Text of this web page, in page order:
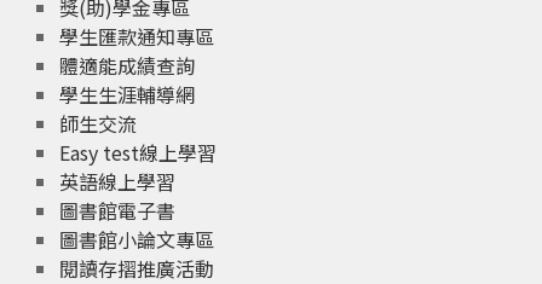
獎(助)學金專區
學生匯款通知專區
體適能成績查詢
學生生涯輔導網
師生交流
Easy test線上學習
英語線上學習
圖書館電子書
圖書館小論文專區
閱讀存摺推廣活動